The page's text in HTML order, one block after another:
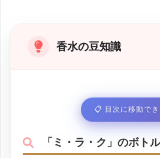
香水の豆知識
📋 目次に移動で
「ミ・ラ・ク」のボト